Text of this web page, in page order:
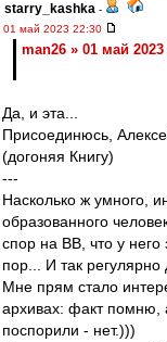
starry_kashka -
01 май 2023 22:30
man26 » 01 май 2023
Да, и эта...
Присоединюсь,
(догоняя Книгу)
---
Насколько ж умного,
образованного
спор на ВВ, что у него
пор... И так регулярно
Мне прям стало
архивах: факт помню,
поспорили - нет.)))